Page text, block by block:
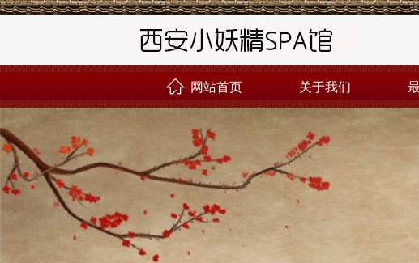
󰊝 网站首页 关于我们